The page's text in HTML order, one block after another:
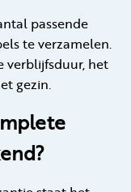
passende
te verzamelen.
verblijfsduur, het
gezin.